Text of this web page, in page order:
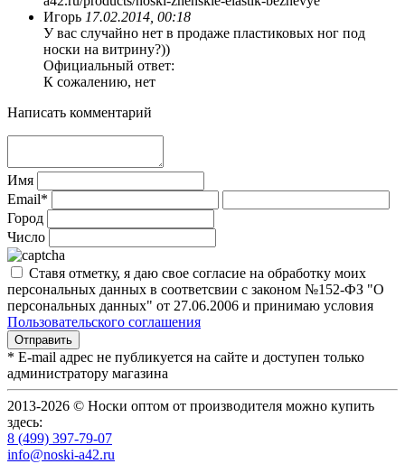
Игорь 17.02.2014, 00:18
У вас случайно нет в продаже пластиковых ног под
носки на витрину?))
Официальный ответ:
К сожалению, нет
Написать комментарий
Имя
Email*
Город
Число
Ставя отметку, я даю свое согласие на обработку моих
персональных данных в соответсвии с законом №152-ФЗ "О
персональных данных" от 27.06.2006 и принимаю условия
Пользовательского соглашения
* E-mail адрес не публикуется на сайте и доступен только
администратору магазина
2013-2026 © Носки оптом от производителя можно купить
здесь:
8 (499) 397-79-07
info@noski-a42.ru